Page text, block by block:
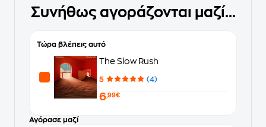
Συνήθως αγοράζονται μαζί...
Τώρα βλέπεις αυτό
The Slow Rush
5 (4)
6,99€
Αγόρασε μαζί